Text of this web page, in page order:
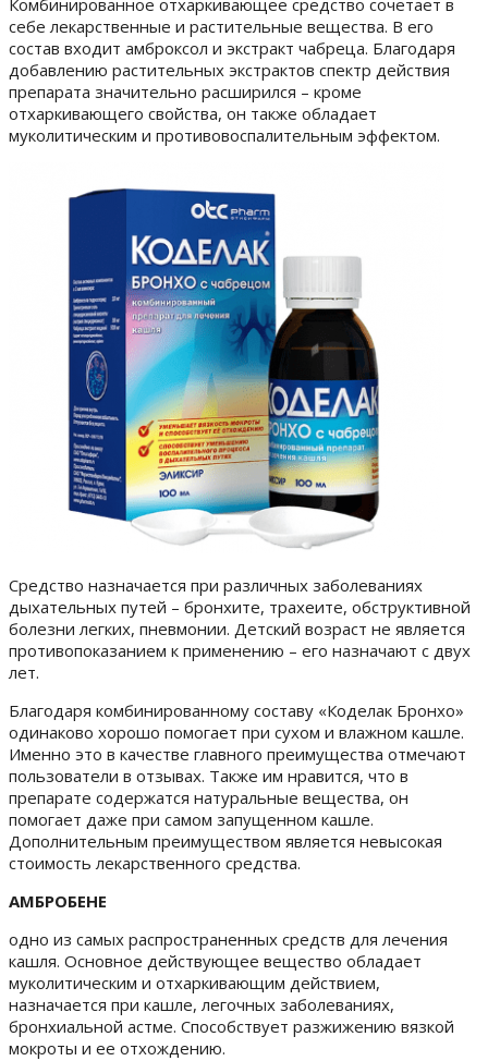
Комбинированное отхаркивающее средство сочетает в
себе лекарственные и растительные вещества. В его
состав входит амброксол и экстракт чабреца. Благодаря
добавлению растительных экстрактов спектр действия
препарата значительно расширился – кроме
отхаркивающего свойства, он также обладает
муколитическим и противовоспалительным эффектом.
Средство назначается при различных заболеваниях
дыхательных путей – бронхите, трахеите, обструктивной
болезни легких, пневмонии. Детский возраст не является
противопоказанием к применению – его назначают с двух
лет.
Благодаря комбинированному составу «Коделак Бронхо»
одинаково хорошо помогает при сухом и влажном кашле.
Именно это в качестве главного преимущества отмечают
пользователи в отзывах. Также им нравится, что в
препарате содержатся натуральные вещества, он
помогает даже при самом запущенном кашле.
Дополнительным преимуществом является невысокая
стоимость лекарственного средства.
АМБРОБЕНЕ
одно из самых распространенных средств для лечения
кашля. Основное действующее вещество обладает
муколитическим и отхаркивающим действием,
назначается при кашле, легочных заболеваниях,
бронхиальной астме. Способствует разжижению вязкой
мокроты и ее отхождению.